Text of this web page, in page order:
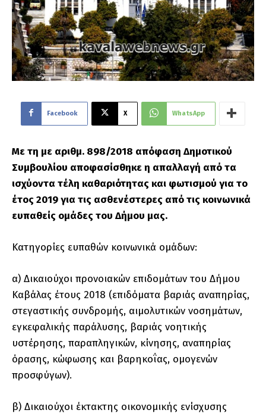
Facebook X WhatsApp
Με τη με αριθμ. 898/2018 απόφαση Δημοτικού
Συμβουλίου αποφασίσθηκε η απαλλαγή από τα
ισχύοντα τέλη καθαριότητας και φωτισμού για το
έτος 2019 για τις ασθενέστερες από τις κοινωνικά
ευπαθείς ομάδες του Δήμου μας.
Κατηγορίες ευπαθών κοινωνικά ομάδων:
α) Δικαιούχοι προνοιακών επιδομάτων του Δήμου
Καβάλας έτους 2018 (επιδόματα βαριάς αναπηρίας,
στεγαστικής συνδρομής, αιμολυτικών νοσημάτων,
εγκεφαλικής παράλυσης, βαριάς νοητικής
υστέρησης, παραπληγικών, κίνησης, αναπηρίας
όρασης, κώφωσης και βαρηκοΐας, ομογενών
προσφύγων).
β) Δικαιούχοι έκτακτης οικονομικής ενίσχυσης